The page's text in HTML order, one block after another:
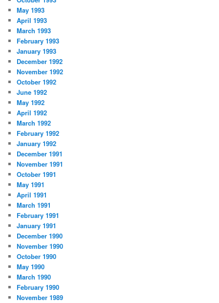
May 1993
April 1993
March 1993
February 1993
January 1993
December 1992
November 1992
October 1992
June 1992
May 1992
April 1992
March 1992
February 1992
January 1992
December 1991
November 1991
October 1991
May 1991
April 1991
March 1991
February 1991
January 1991
December 1990
November 1990
October 1990
May 1990
March 1990
February 1990
November 1989